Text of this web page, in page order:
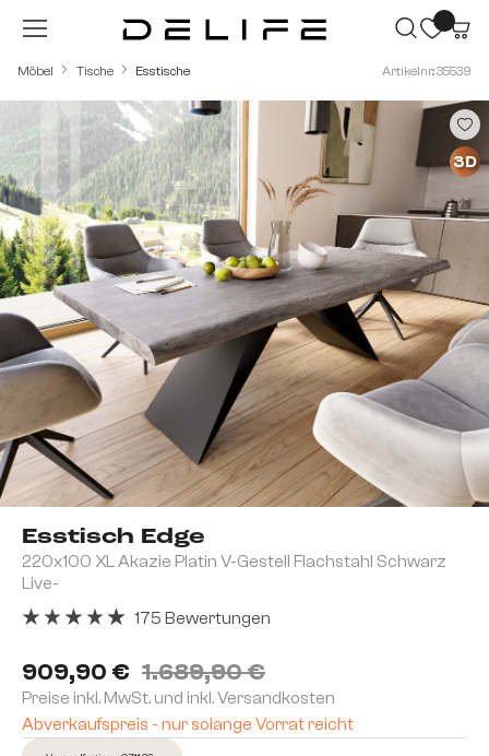
Zum Hauptinhalt springen
Möbel Tische Esstische Artikelnr.: 35539
Esstisch Edge
220x100 XL Akazie Platin V-Gestell Flachstahl Schwarz
Live-
909,90 € 1.689,90 €
Preise inkl. MwSt. und inkl. Versandkosten
Abverkaufspreis - nur solange Vorrat reicht
175 Bewertungen
Bildergalerie überspringen
3D